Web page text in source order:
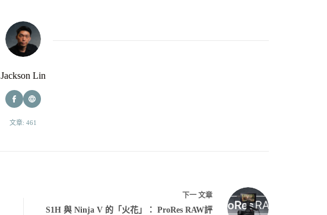
Jackson Lin
文章: 461
下一 文章
S1H 與 Ninja V 的「火花」： ProRes RAW評